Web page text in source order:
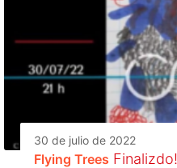
30 de julio de 2022
Flying Trees Finalizdo!